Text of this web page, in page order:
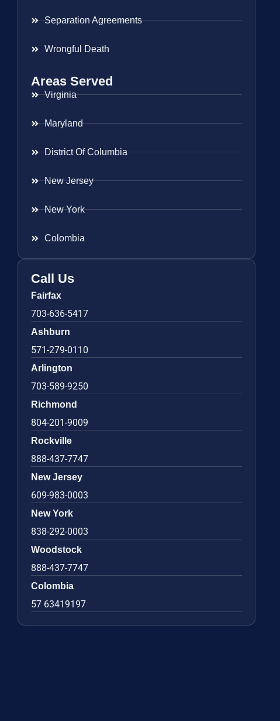
Separation Agreements
Wrongful Death
Areas Served
Virginia
Maryland
District Of Columbia
New Jersey
New York
Colombia
Call Us
Fairfax
703-636-5417
Ashburn
571-279-0110
Arlington
703-589-9250
Richmond
804-201-9009
Rockville
888-437-7747
New Jersey
609-983-0003
New York
838-292-0003
Woodstock
888-437-7747
Colombia
57 63419197